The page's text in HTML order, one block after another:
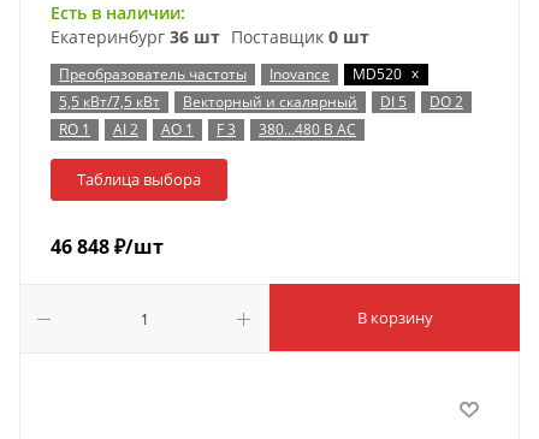
Есть в наличии:
Екатеринбург 36 шт Поставщик 0 шт
Преобразователь частоты Inovance MD520 x
5,5 кВт/7,5 кВт
Векторный и скалярный DI 5
DO 2
RO 1
AI 2 AO 1 F 3 380…480 В AC
Таблица выбора
46 848₽/шт
В корзину